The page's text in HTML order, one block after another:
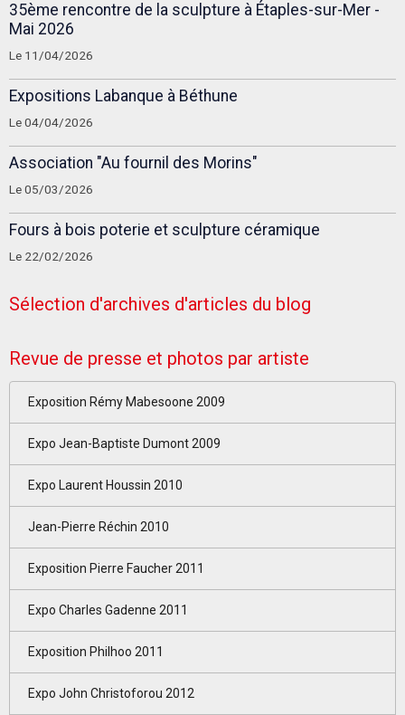
35ème rencontre de la sculpture à Étaples-sur-Mer -
Mai 2026
Le 11/04/2026
Expositions Labanque à Béthune
Le 04/04/2026
Association "Au fournil des Morins"
Le 05/03/2026
Fours à bois poterie et sculpture céramique
Le 22/02/2026
Sélection d'archives d'articles du blog
Revue de presse et photos par artiste
Exposition Rémy Mabesoone 2009
Expo Jean-Baptiste Dumont 2009
Expo Laurent Houssin 2010
Jean-Pierre Réchin 2010
Exposition Pierre Faucher 2011
Expo Charles Gadenne 2011
Exposition Philhoo 2011
Expo John Christoforou 2012